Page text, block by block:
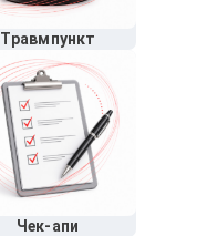
Травмпункт
Чек-апи